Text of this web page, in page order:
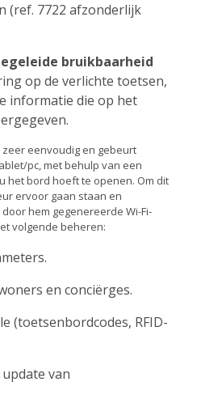
(ref. 7722 afzonderlijk
bruikbaarheid
op de verlichte toetsen,
informatie die op het
zeer eenvoudig en gebeurt
pc, met behulp van een
het bord hoeft te openen. Om dit
ervoor gaan staan en
hem gegenereerde Wi-Fi-
volgende beheren:
en conciërges.
(toetsenbordcodes, RFID-
van